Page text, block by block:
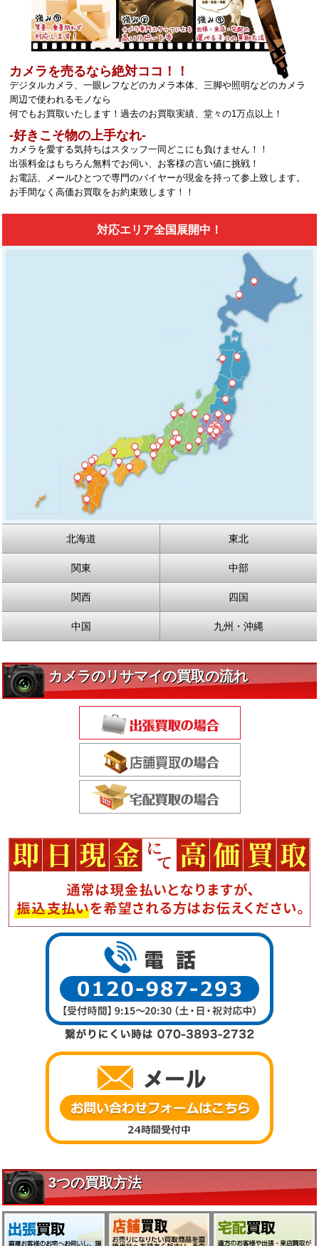
カメラを売るなら絶対ココ！！
デジタルカメラ、一眼レフなどのカメラ本体、三脚や照明などのカメラ
周辺で使われるモノなら
何でもお買取いたします！過去のお買取実績、堂々の1万点以上！
‐好きこそ物の上手なれ‐
カメラを愛する気持ちはスタッフ一同どこにも負けません！！
出張料金はもちろん無料でお伺い、お客様の言い値に挑戦！
お電話、メールひとつで専門のバイヤーが現金を持って参上致します。
お手間なく高価お買取をお約束致します！！
対応エリア全国展開中！
北海道 東北
関東 中部
関西 四国
中国 九州・沖縄